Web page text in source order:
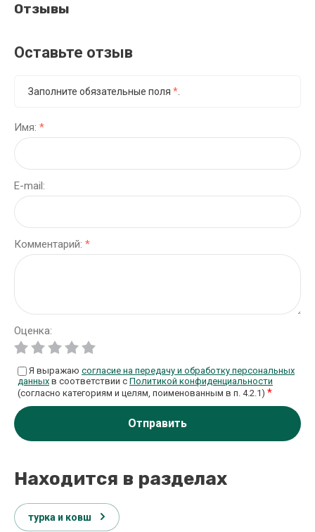
Отзывы
Оставьте отзыв
Заполните обязательные поля *.
Имя: *
E-mail:
Комментарий: *
Оценка:
Я выражаю согласие на передачу и обработку персональных
данных в соответствии с Политикой конфиденциальности
(согласно категориям и целям, поименованным в п. 4.2.1) *
Отправить
Находится в разделах
турка и ковш